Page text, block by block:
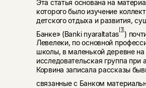
Эта статья основана на
которого было изучение
детского отдыха и развития,
Банке» (Banki nyaraltatas
[1]
)
Левелеки, по основной
школы, в маленькой деревне
исследовательская группа при
Корвина записала рассказы
связанные с Банком